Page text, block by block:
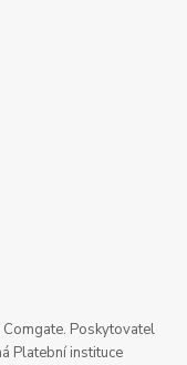
Poskytovatel
Platební instituce